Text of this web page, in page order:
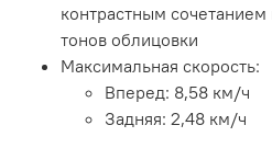
контрастным сочетанием
тонов облицовки
Максимальная скорость:
Вперед: 8,58 км/ч
Задняя: 2,48 км/ч